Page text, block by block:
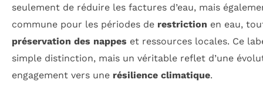
seulement de réduire les factures d’eau, mais
commune pour les périodes de restriction en eau,
préservation des nappes et ressources locales. Ce
simple distinction, mais un véritable reflet d’une
engagement vers une résilience climatique.